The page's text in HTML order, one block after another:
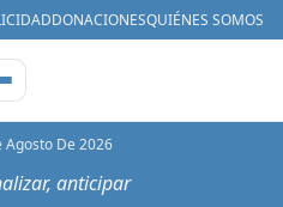
DONACIONESQUIÉNES SOMOS
Agosto De 2026
anticipar